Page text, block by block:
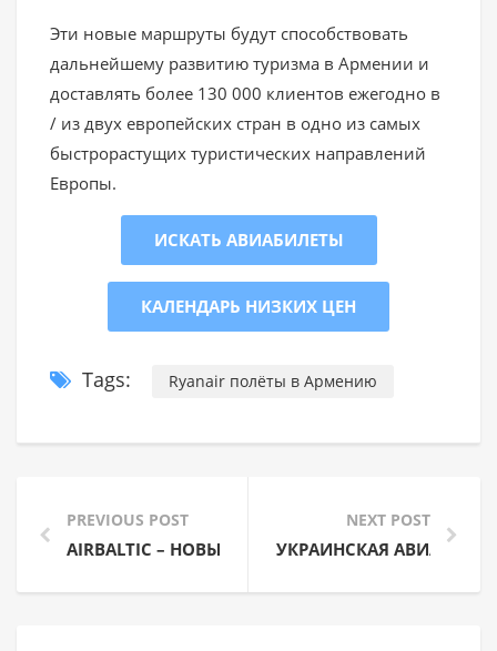
Эти новые маршруты будут способствовать
дальнейшему развитию туризма в Армении и
доставлять более 130 000 клиентов ежегодно в
/ из двух европейских стран в одно из самых
быстрорастущих туристических направлений
Европы.
ИСКАТЬ АВИАБИЛЕТЫ
КАЛЕНДАРЬ НИЗКИХ ЦЕН
Tags: Ryanair полёты в Армению
PREVIOUS POST
AIRBALTIC – НОВЫЕ НАПРАВЛЕНИЯ ЛЕТОМ 2020
NEXT POST
УКРАИНСКАЯ